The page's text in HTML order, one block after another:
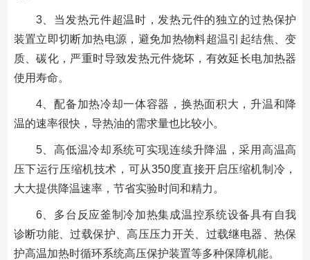
3、当发热元件超温时，发热元件的独立的过热保护
装置立即切断加热电源，避免加热物料超温引起结焦、变
质、碳化，严重时导致发热元件烧坏，有效延长电加热器
使用寿命。
4、配备加热冷却一体容器，换热面积大，升温和降
温的速率很快，导热油的需求量也比较小。
5、高低温冷却系统可实现连续升降温，采用高温高
压下运行压缩机技术，可从350度直接开启压缩机制冷，
大大提供降温速率，节省实验时间和精力。
6、多台反应釜制冷加热集成温控系统设备具有自我
诊断功能、过载保护、高压压力开关、过载继电器、热保
护高温加热时循环系统高压保护装置等多种保障机能。